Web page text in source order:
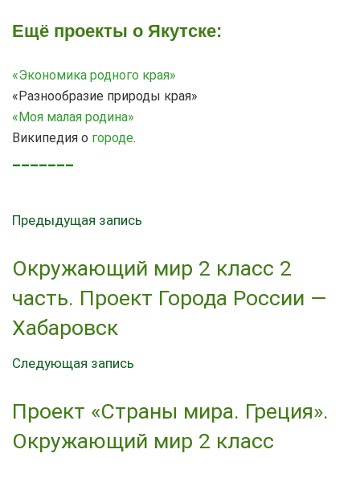
Ещё проекты о Якутске:
«Экономика родного края»
«Разнообразие природы края»
«Моя малая родина»
Википедия о городе.
_______
Предыдущая запись
Окружающий мир 2 класс 2
часть. Проект Города России —
Хабаровск
Следующая запись
Проект «Страны мира. Греция».
Окружающий мир 2 класс